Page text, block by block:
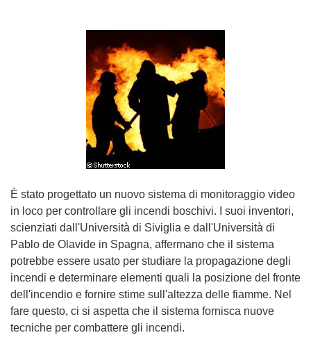
È stato progettato un nuovo sistema di monitoraggio video
in loco per controllare gli incendi boschivi. I suoi inventori,
scienziati dall'Università di Siviglia e dall'Università di
Pablo de Olavide in Spagna, affermano che il sistema
potrebbe essere usato per studiare la propagazione degli
incendi e determinare elementi quali la posizione del fronte
dell'incendio e fornire stime sull'altezza delle fiamme. Nel
fare questo, ci si aspetta che il sistema fornisca nuove
tecniche per combattere gli incendi.